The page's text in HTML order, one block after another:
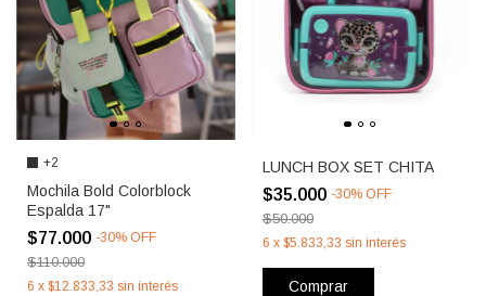
+2
Mochila Bold Colorblock
Espalda 17"
$77.000 -30% OFF
$110.000
6 x $12.833,33 sin interés
LUNCH BOX SET CHITA
$35.000 -30% OFF
$50.000
6 x $5.833,33 sin interés
Comprar